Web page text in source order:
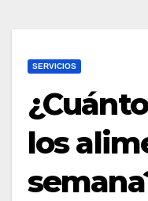
SERVICIOS
los